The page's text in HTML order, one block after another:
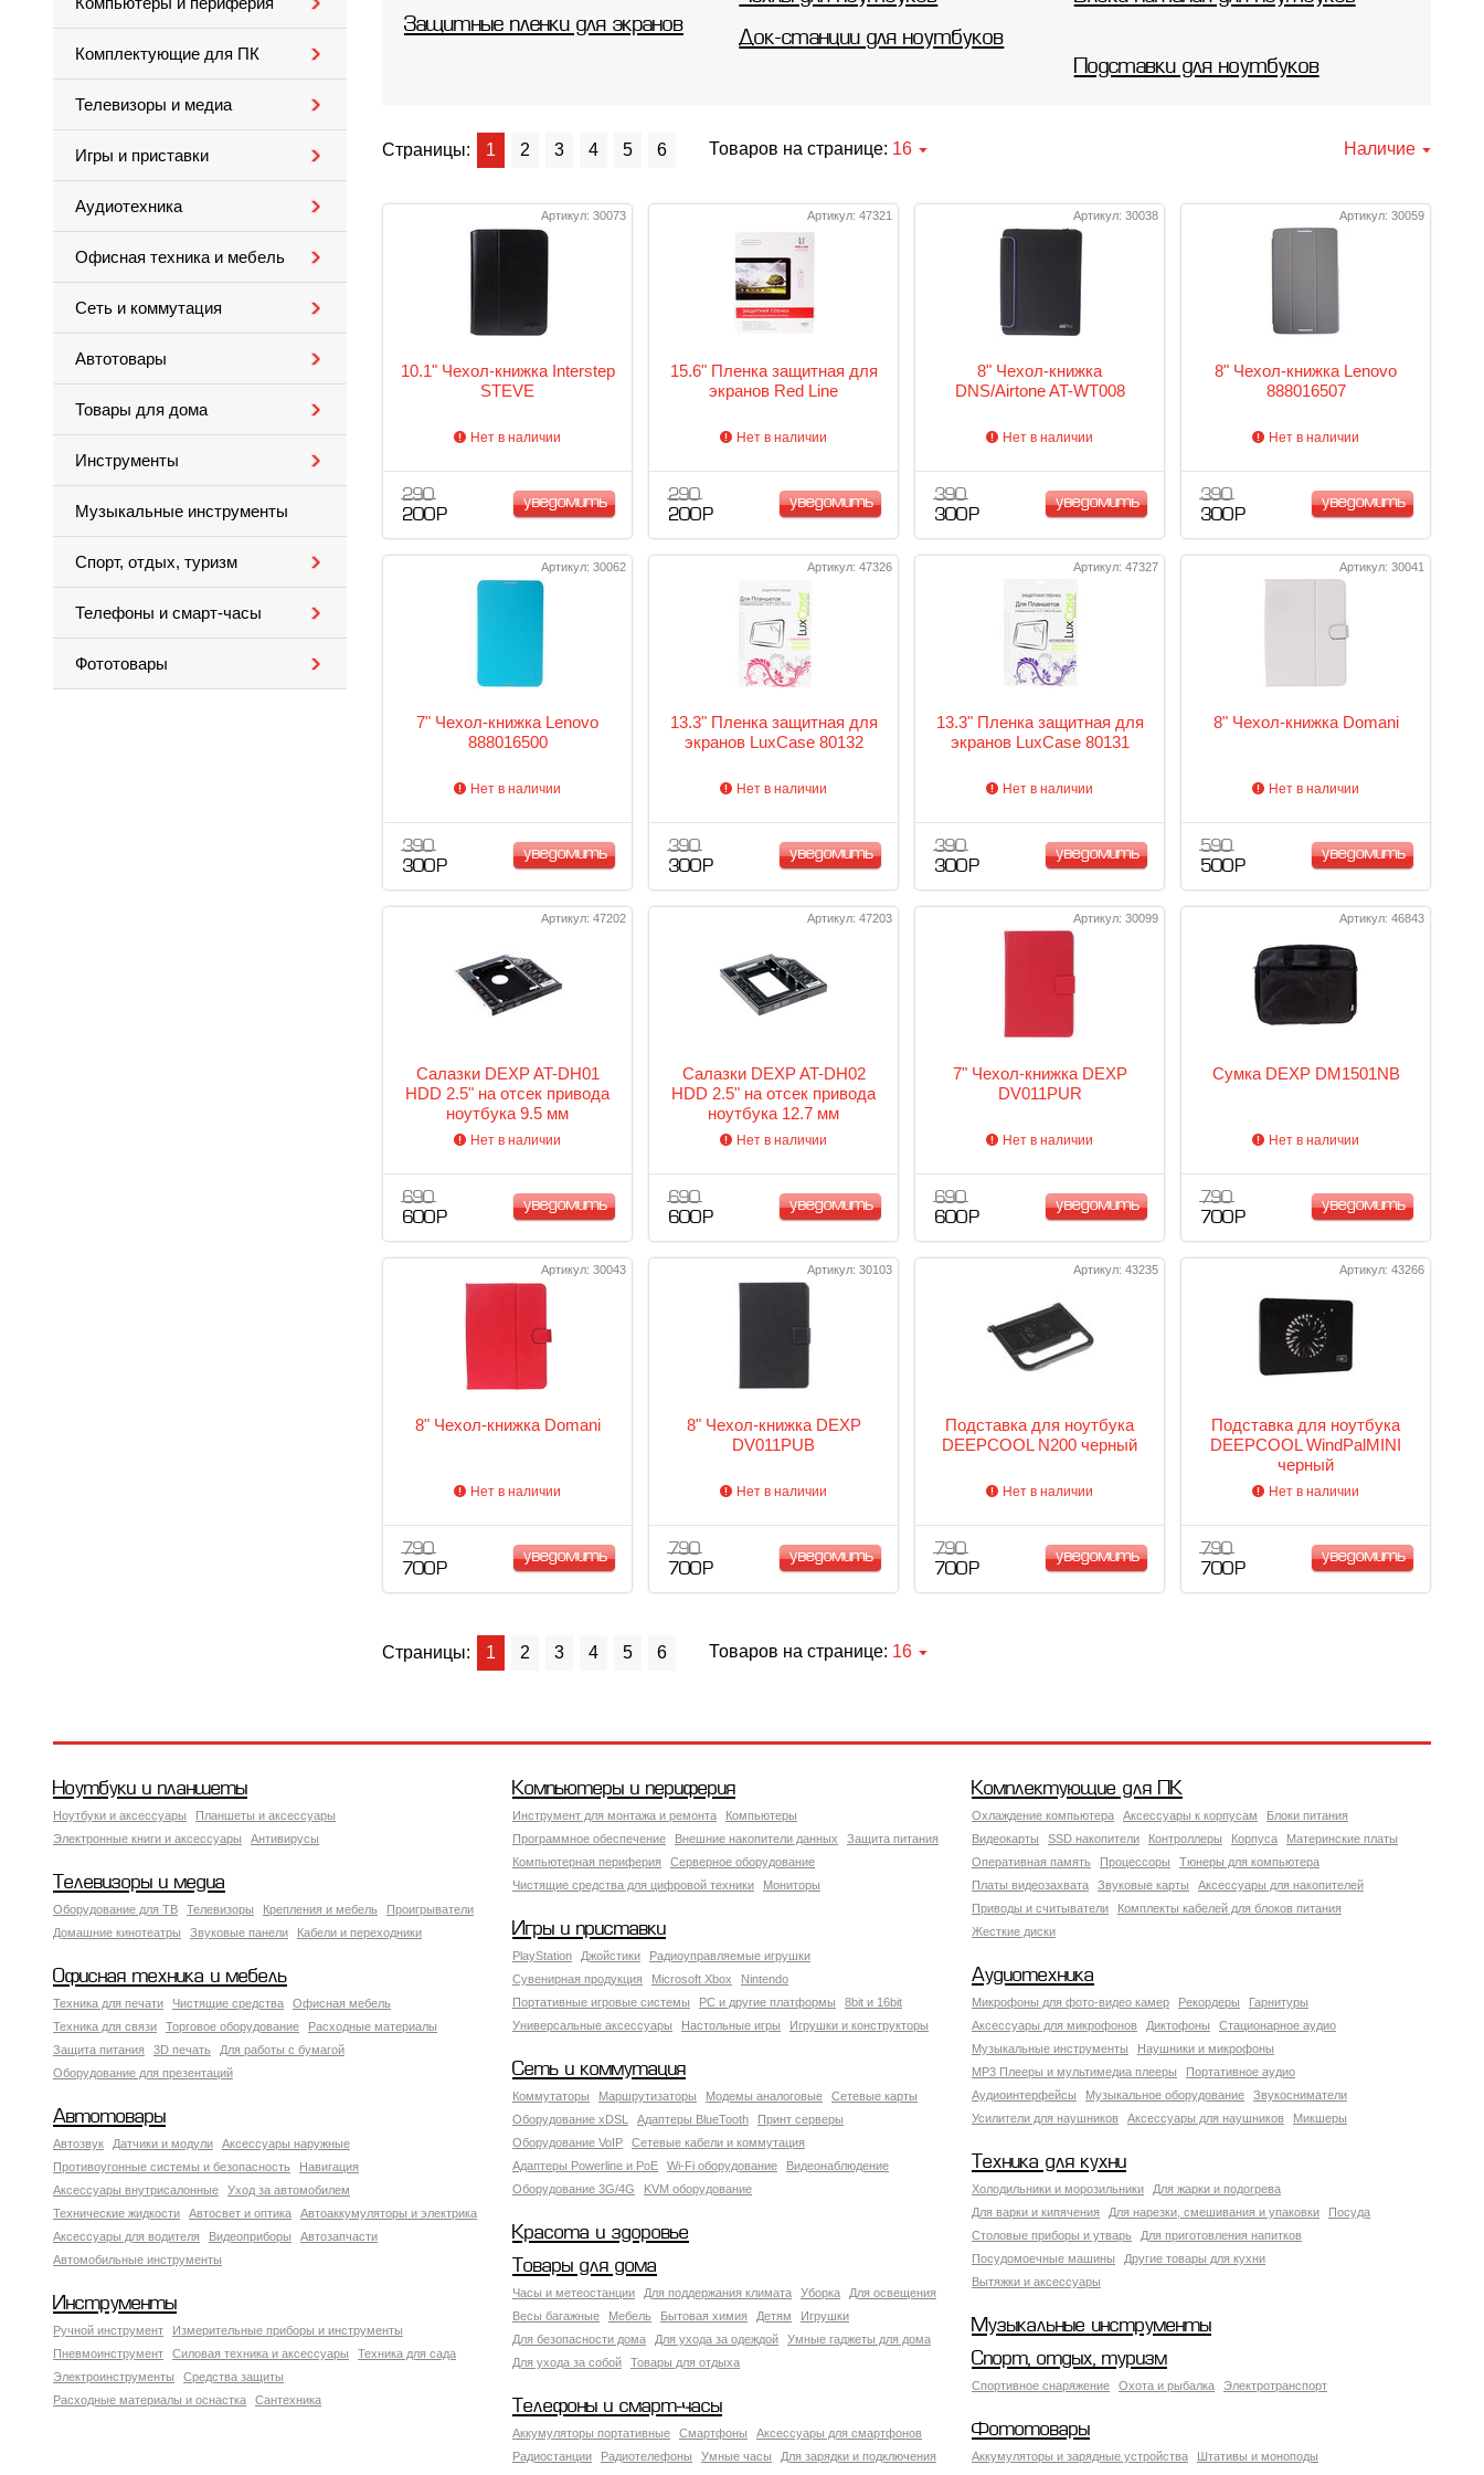
Комплектующие для ПК
Телевизоры и медиа
Игры и приставки
Аудиотехника
Офисная техника и мебель
Сеть и коммутация
Автотовары
Товары для дома
Инструменты
Музыкальные инструменты
Спорт, отдых, туризм
Телефоны и смарт-часы
Фототовары
Защитные пленки для экранов
Док-станции для ноутбуков
Подставки для ноутбуков
Страницы: 1 2 3 4 5 6 Товаров на странице: 16 Наличие
Артикул: 30073
10.1" Чехол-книжка Interstep
STEVE
Нет в наличии
290
200 Р
уведомить
Артикул: 47321
15.6" Пленка защитная для
экранов Red Line
Нет в наличии
290
200 Р
уведомить
Артикул: 30038
8" Чехол-книжка
DNS/Airtone AT-WT008
Нет в наличии
390
300 Р
уведомить
Артикул: 30059
8" Чехол-книжка Lenovo
888016507
Нет в наличии
390
300 Р
уведомить
Артикул: 30062
7" Чехол-книжка Lenovo
888016500
Нет в наличии
390
300 Р
уведомить
Артикул: 47326
13.3" Пленка защитная для
экранов LuxCase 80132
Нет в наличии
390
300 Р
уведомить
Артикул: 47327
13.3" Пленка защитная для
экранов LuxCase 80131
Нет в наличии
390
300 Р
уведомить
Артикул: 30041
8" Чехол-книжка Domani
Нет в наличии
590
500 Р
уведомить
Артикул: 47202
Салазки DEXP AT-DH01
HDD 2.5" на отсек привода
ноутбука 9.5 мм
Нет в наличии
690
600 Р
уведомить
Артикул: 47203
Салазки DEXP AT-DH02
HDD 2.5" на отсек привода
ноутбука 12.7 мм
Нет в наличии
690
600 Р
уведомить
Артикул: 30099
7" Чехол-книжка DEXP
DV011PUR
Нет в наличии
690
600 Р
уведомить
Артикул: 46843
Сумка DEXP DM1501NB
Нет в наличии
790
700 Р
уведомить
Артикул: 30043
8" Чехол-книжка Domani
Нет в наличии
790
700 Р
уведомить
Артикул: 30103
8" Чехол-книжка DEXP
DV011PUB
Нет в наличии
790
700 Р
уведомить
Артикул: 43235
Подставка для ноутбука
DEEPCOOL N200 черный
Нет в наличии
790
700 Р
уведомить
Артикул: 43266
Подставка для ноутбука
DEEPCOOL WindPalMINI
черный
Нет в наличии
790
700 Р
уведомить
Страницы: 1 2 3 4 5 6 Товаров на странице: 16
Ноутбуки и планшеты
Ноутбуки и аксессуары
Планшеты и аксессуары
Электронные книги и аксессуары
Антивирусы
Компьютеры и периферия
Инструмент для монтажа и ремонта
Компьютеры
Программное обеспечение
Внешние накопители данных
Защита питания
Компьютерная периферия
Серверное оборудование
Чистящие средства для цифровой техники
Мониторы
Комплектующие для ПК
Охлаждение компьютера Аксессуары к корпусам
Блоки питания
Видеокарты
SSD накопители Контроллеры Корпуса
Материнские платы
Оперативная память
Процессоры
Тюнеры для компьютера
Платы видеозахвата
Звуковые карты
Аксессуары для накопителей
Приводы и считыватели
Комплекты кабелей для блоков питания
Жесткие диски
Телевизоры и медиа
Оборудование для ТВ Телевизоры Крепления и мебель
Проигрыватели
Домашние кинотеатры
Звуковые панели Кабели и переходники Игры и приставки
PlayStation Джойстики
Радиоуправляемые игрушки
Сувенирная продукция
Microsoft Xbox
Nintendo
Портативные игровые системы
PC и другие платформы
8bit и 16bit
Универсальные аксессуары
Настольные игры Игрушки и конструкторы
Аудиотехника
Микрофоны для фото-видео камер Рекордеры
Гарнитуры
Аксессуары для микрофонов
Диктофоны
Стационарное аудио
Музыкальные инструменты
Наушники и микрофоны
MP3 Плееры и мультимедиа плееры
Портативное аудио
Аудиоинтерфейсы
Музыкальное оборудование
Звукосниматели
Усилители для наушников
Аксессуары для наушников Микшеры
Офисная техника и мебель
Техника для печати Чистящие средства
Офисная мебель
Техника для связи
Торговое оборудование
Расходные материалы
Защита питания
3D печать
Для работы с бумагой
Оборудование для презентаций
Сеть и коммутация
Коммутаторы Маршрутизаторы Модемы аналоговые
Сетевые карты
Оборудование xDSL
Адаптеры BlueTooth
Принт серверы
Оборудование VoIP
Сетевые кабели и коммутация
Адаптеры Powerline и PoE
Wi-Fi оборудование
Видеонаблюдение
Оборудование 3G/4G
KVM оборудование
Автотовары
Автозвук Датчики и модули
Аксессуары наружные
Противоугонные системы и безопасность
Навигация
Аксесcуары внутрисалонные
Уход за автомобилем
Технические жидкости
Автосвет и оптика
Автоаккумуляторы и электрика
Аксессуары для водителя
Видеоприборы
Автозапчасти
Автомобильные инструменты
Техника для кухни
Холодильники и морозильники
Для жарки и подогрева
Для варки и кипячения
Для нарезки, смешивания и упаковки
Посуда
Столовые приборы и утварь
Для приготовления напитков
Посудомоечные машины
Другие товары для кухни
Вытяжки и аксессуары
Красота и здоровье
Товары для дома
Часы и метеостанции Для поддержания климата Уборка
Для освещения
Весы багажные
Мебель Бытовая химия Детям
Игрушки
Для безопасности дома
Для ухода за одеждой
Умные гаджеты для дома
Для ухода за собой
Товары для отдыха
Инструменты
Ручной инструмент
Измерительные приборы и инструменты
Пневмоинструмент
Силовая техника и аксессуары
Техника для сада
Электроинструменты
Средства защиты
Расходные материалы и оснастка
Сантехника
Музыкальные инструменты
Спорт, отдых, туризм
Спортивное снаряжение Охота и рыбалка Электротранспорт
Телефоны и смарт-часы
Аккумуляторы портативные Смартфоны
Аксессуары для смартфонов
Радиостанции
Радиотелефоны Умные часы
Для зарядки и подключения
Фототовары
Аккумуляторы и зарядные устройства
Штативы и моноподы